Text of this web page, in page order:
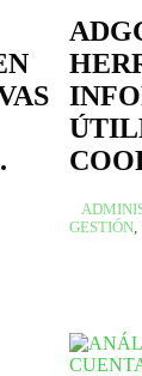
GESTIÓN,